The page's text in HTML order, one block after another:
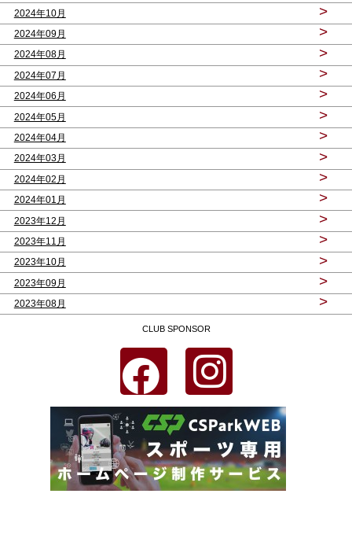
2024年10月 >
2024年09月 >
2024年08月 >
2024年07月 >
2024年06月 >
2024年05月 >
2024年04月 >
2024年03月 >
2024年02月 >
2024年01月 >
2023年12月 >
2023年11月 >
2023年10月 >
2023年09月 >
2023年08月 >
CLUB SPONSOR